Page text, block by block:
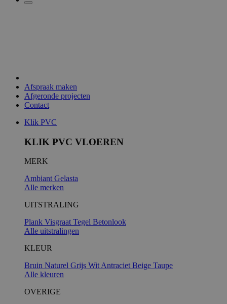
Afspraak maken
Afgeronde projecten
Contact
Klik PVC
KLIK PVC VLOEREN
MERK
AmbiantGelasta
Alle merken
UITSTRALING
Plank VisgraatTegel Betonlook
Alle uitstralingen
KLEUR
Bruin Naturel Grijs WitAntraciet Beige Taupe
Alle kleuren
OVERIGE